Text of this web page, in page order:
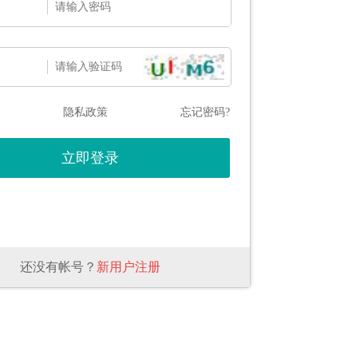
隐私政策 忘记密码?
还没有帐号？ 新用户注册